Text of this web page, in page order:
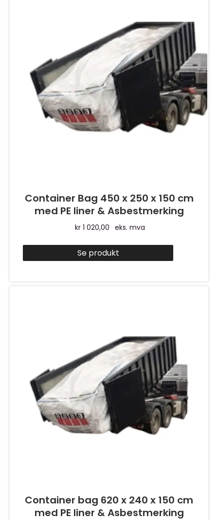
Container Bag 450 x 250 x 150 cm
med PE liner & Asbestmerking
kr 1 020,00 eks. mva
Se produkt
Container bag 620 x 240 x 150 cm
med PE liner & Asbestmerking